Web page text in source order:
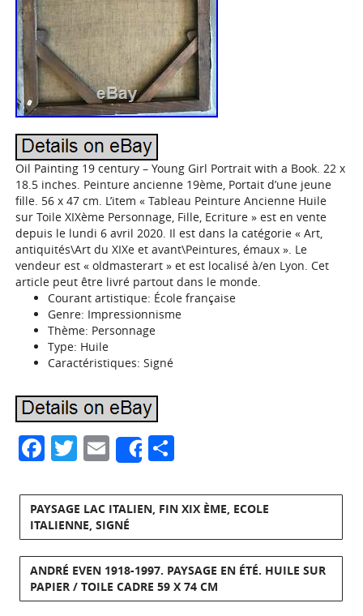
Oil Painting 19 century – Young Girl Portrait with a Book. 22 x
18.5 inches. Peinture ancienne 19ème, Portait d’une jeune
fille. 56 x 47 cm. L’item « Tableau Peinture Ancienne Huile
sur Toile XIXème Personnage, Fille, Ecriture » est en vente
depuis le lundi 6 avril 2020. Il est dans la catégorie « Art,
antiquités\Art du XIXe et avant\Peintures, émaux ». Le
vendeur est « oldmasterart » et est localisé à/en Lyon. Cet
article peut être livré partout dans le monde.
Courant artistique: École française
Genre: Impressionnisme
Thème: Personnage
Type: Huile
Caractéristiques: Signé
Facebook
Twitter
Email
Share
PAYSAGE LAC ITALIEN, FIN XIX ÈME, ECOLE
ITALIENNE, SIGNÉ
ANDRÉ EVEN 1918-1997. PAYSAGE EN ÉTÉ. HUILE SUR
PAPIER / TOILE CADRE 59 X 74 CM